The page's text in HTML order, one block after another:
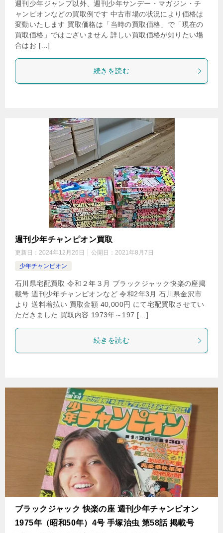
週刊少年ジャンプ以外、週刊少年サンデー・マガジン・チ
ャンピオンなどの買取例です 中古市場の状況により価格は
変動いたします 買取価格は「当時の買取価格」で「現在の
買取価格」ではございません 詳しい買取価格が知りたい場
合はお […]
続きを読む
週刊少年チャンピオン買取
更新日： 2024年12月26日 公開日： 2021年8月7日
少年チャンピオン
石川県宅配買取 令和２年３月 ブラックジャック快楽の座掲
載号 週刊少年チャンピオンなど 令和2年3月 石川県金沢市
より 送料着払い 買取金額 40,000円 にて宅配買取させてい
ただきました 買取内容 1973年～197 […]
続きを読む
ブラックジャック 快楽の座 週刊少年チャンピオン
1975年（昭和50年）4号 手塚治虫 第58話 掲載号